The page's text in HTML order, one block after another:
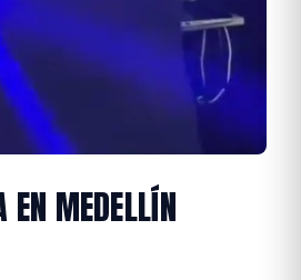
EN MEDELLÍN